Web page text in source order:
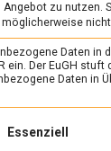
Angebot zu nutzen.
Daten in
ein. Der EuGH
Daten in
Gruppen,
Essenziell